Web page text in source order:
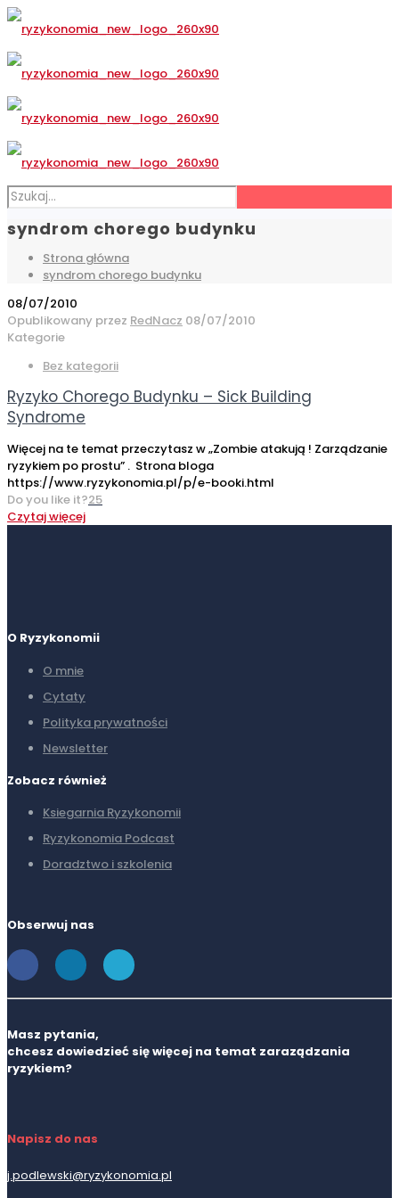
syndrom chorego budynku
Strona główna
syndrom chorego budynku
08/07/2010
Opublikowany przez RedNacz 08/07/2010
Kategorie
Bez kategorii
Ryzyko Chorego Budynku – Sick Building
Syndrome
Więcej na te temat przeczytasz w „Zombie atakują ! Zarządzanie
ryzykiem po prostu” . Strona bloga
https://www.ryzykonomia.pl/p/e-booki.html
Do you like it?25
Czytaj więcej
O Ryzykonomii
O mnie
Cytaty
Polityka prywatności
Newsletter
Zobacz również
Ksiegarnia Ryzykonomii
Ryzykonomia Podcast
Doradztwo i szkolenia
Obserwuj nas
Masz pytania,
chcesz dowiedzieć się więcej na temat zaraządzania
ryzykiem?
Napisz do nas
j.podlewski@ryzykonomia.pl